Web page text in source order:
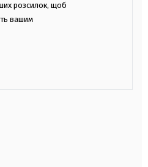
розсилок, щоб
вашим